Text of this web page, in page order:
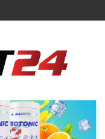
i K-1, UFC